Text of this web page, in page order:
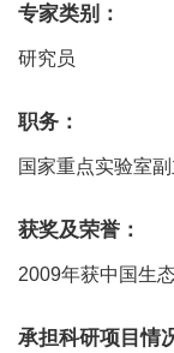
专家类别：
研究员
职务：
国家重点实验室
获奖及荣誉：
2009年获中国生
承担科研项目情